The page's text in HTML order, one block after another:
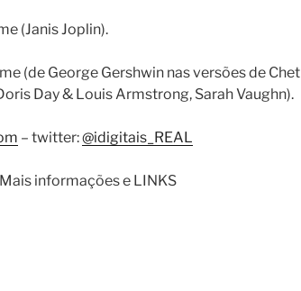
(Janis Joplin).
(de George Gershwin nas versões de Chet
Day & Louis Armstrong, Sarah Vaughn).
– twitter:@idigitais_REAL
Mais informações e LINKS